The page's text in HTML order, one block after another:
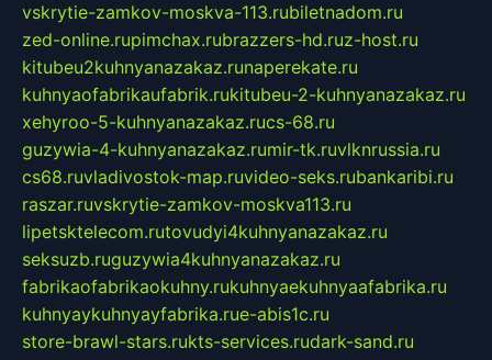
vskrytie-zamkov-moskva-113.rubiletnadom.ru
zed-online.rupimchax.rubrazzers-hd.ruz-host.ru
kitubeu2kuhnyanazakaz.runaperekate.ru
kuhnyaofabrikaufabrik.rukitubeu-2-kuhnyanazakaz.ru
xehyroo-5-kuhnyanazakaz.rucs-68.ru
guzywia-4-kuhnyanazakaz.rumir-tk.ruvlknrussia.ru
cs68.ruvladivostok-map.ruvideo-seks.rubankaribi.ru
raszar.ruvskrytie-zamkov-moskva113.ru
lipetsktelecom.rutovudyi4kuhnyanazakaz.ru
seksuzb.ruguzywia4kuhnyanazakaz.ru
fabrikaofabrikaokuhny.rukuhnyaekuhnyaafabrika.ru
kuhnyaykuhnyayfabrika.rue-abis1c.ru
store-brawl-stars.rukts-services.rudark-sand.ru